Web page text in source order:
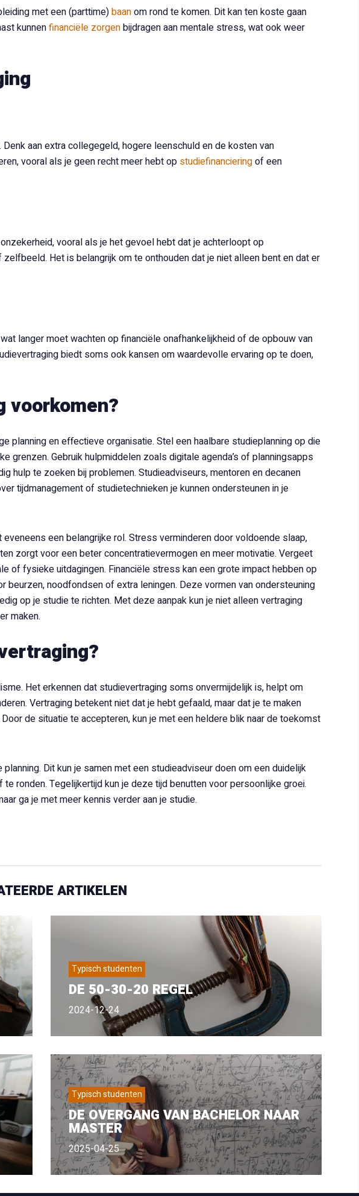
met een (parttime)baanom rond te komen. Dit kan ten koste gaan
kunnenfinanciële zorgenbijdragen aan mentale stress, wat ook weer
aan extra collegegeld, hogere leenschuld en de kosten van
vooral als je geen recht meer hebt op studiefinancieringof een
vooral als je het gevoel hebt dat je achterloopt op
Het is belangrijk om te onthouden dat je niet alleen bent en dat er
langer moet wachten op financiële onafhankelijkheid of de opbouw van
biedt soms ook kansen om waardevolle ervaring op te doen,
voorkomen?
planning en effectieve organisatie. Stel een haalbare studieplanning op die
grenzen. Gebruik hulpmiddelen zoals digitale agenda’s of planningsapps
hulp te zoeken bij problemen. Studieadviseurs, mentoren en decanen
tijdmanagement of studietechnieken je kunnen ondersteunen in je
een belangrijke rol. Stress verminderen door voldoende slaap,
zorgt voor een beter concentratievermogen en meer motivatie. Vergeet
of fysieke uitdagingen. Financiële stress kan een grote impact hebben op
beurzen, noodfondsen of extra leningen. Deze vormen van ondersteuning
op je studie te richten. Met deze aanpak kun je niet alleen vertraging
maken.
Het erkennen dat studievertraging soms onvermijdelijk is, helpt om
Vertraging betekent niet dat je hebt gefaald, maar dat je te maken
de situatie te accepteren, kun je met een heldere blik naar de toekomst
Dit kun je samen met een studieadviseur doen om een duidelijk
ronden. Tegelijkertijd kun je deze tijd benutten voor persoonlijke groei.
ga je met meer kennis verder aan je studie.
ARTIKELEN
Typisch studenten
DE 50-30-20 REGEL
2024-12-24
Typisch studenten
DE OVERGANG VAN BACHELOR NAAR
MASTER
2025-04-25